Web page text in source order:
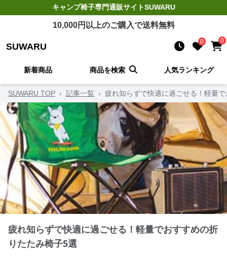
キャンプ椅子専門通販サイトSUWARU
10,000円以上のご購入で送料無料
SUWARU 0 0
新着商品 商品を検索 人気ランキング
SUWARU TOP › 記事一覧 › 疲れ知らずで快適に過ごせる！軽量
疲れ知らずで快適に過ごせる！軽量でおすすめの折
りたたみ椅子5選